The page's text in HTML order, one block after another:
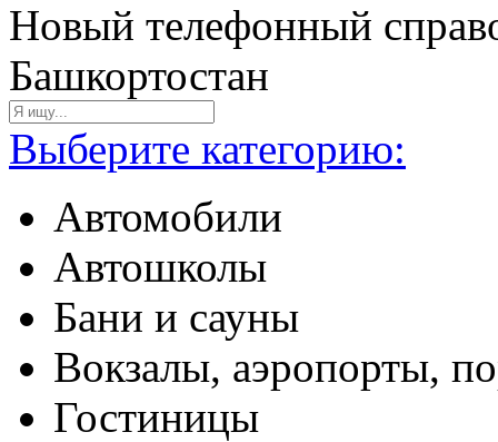
Новый телефонный
Башкортостан
Выберите категорию:
Автомобили
Автошколы
Бани и сауны
Вокзалы, аэропорты,
Гостиницы